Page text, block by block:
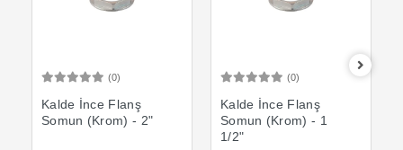
(0)
Kalde İnce Flanş
Somun (Krom) - 2"
(0)
Kalde İnce Flanş
Somun (Krom) - 1
1/2"